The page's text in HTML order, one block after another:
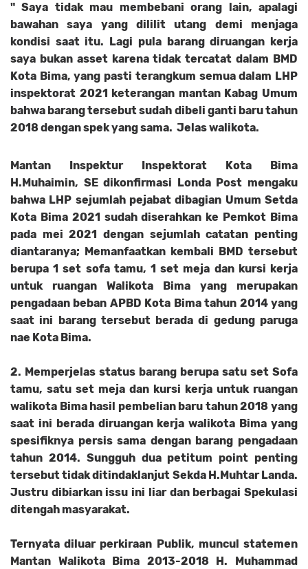
" Saya tidak mau membebani orang lain, apalagi
bawahan saya yang dililit utang demi menjaga
kondisi saat itu. Lagi pula barang diruangan kerja
saya bukan asset karena tidak tercatat dalam BMD
Kota Bima, yang pasti terangkum semua dalam LHP
inspektorat 2021 keterangan mantan Kabag Umum
bahwa barang tersebut sudah dibeli ganti baru tahun
2018 dengan spek yang sama. Jelas walikota.
Mantan Inspektur Inspektorat Kota Bima
H.Muhaimin, SE dikonfirmasi Londa Post mengaku
bahwa LHP sejumlah pejabat dibagian Umum Setda
Kota Bima 2021 sudah diserahkan ke Pemkot Bima
pada mei 2021 dengan sejumlah catatan penting
diantaranya; Memanfaatkan kembali BMD tersebut
berupa 1 set sofa tamu, 1 set meja dan kursi kerja
untuk ruangan Walikota Bima yang merupakan
pengadaan beban APBD Kota Bima tahun 2014 yang
saat ini barang tersebut berada di gedung paruga
nae Kota Bima.
2. Memperjelas status barang berupa satu set Sofa
tamu, satu set meja dan kursi kerja untuk ruangan
walikota Bima hasil pembelian baru tahun 2018 yang
saat ini berada diruangan kerja walikota Bima yang
spesifiknya persis sama dengan barang pengadaan
tahun 2014. Sungguh dua petitum point penting
tersebut tidak ditindaklanjut Sekda H.Muhtar Landa.
Justru dibiarkan issu ini liar dan berbagai Spekulasi
ditengah masyarakat.
Ternyata diluar perkiraan Publik, muncul statemen
Mantan Walikota Bima 2013-2018 H. Muhammad